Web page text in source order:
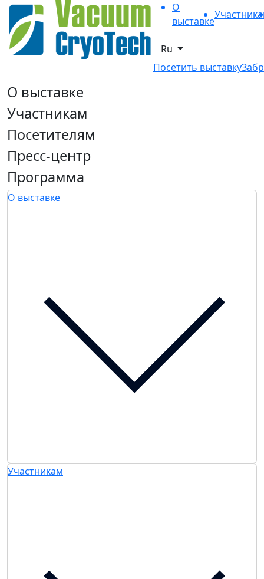
О
выставке
Ru
Посетить выставку
О выставке
Участникам
Посетителям
Пресс-центр
Программа
О выставке
Участникам